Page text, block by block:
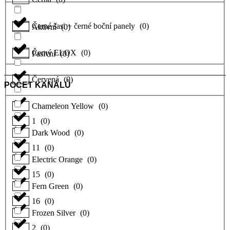
Černé šasi + černé boční panely (0)
Černý ELOX (0)
Červená (0)
Chameleon Yellow (0)
Dark Wood (0)
Electric Orange (0)
Fern Green (0)
Frozen Silver (0)
Aktivní (0)
Pasivní (0)
POČET KANÁLŮ
1 (0)
11 (0)
15 (0)
16 (0)
2 (0)